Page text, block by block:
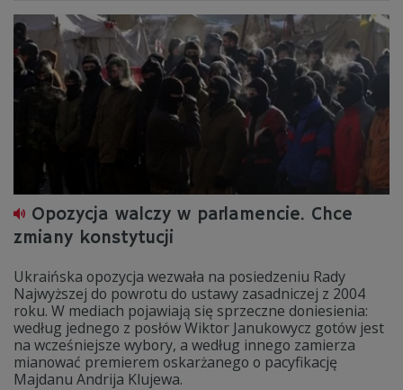
Opozycja walczy w parlamencie. Chce
zmiany konstytucji
Ukraińska opozycja wezwała na posiedzeniu Rady
Najwyższej do powrotu do ustawy zasadniczej z 2004
roku. W mediach pojawiają się sprzeczne doniesienia:
według jednego z posłów Wiktor Janukowycz gotów jest
na wcześniejsze wybory, a według innego zamierza
mianować premierem oskarżanego o pacyfikację
Majdanu Andrija Klujewa.